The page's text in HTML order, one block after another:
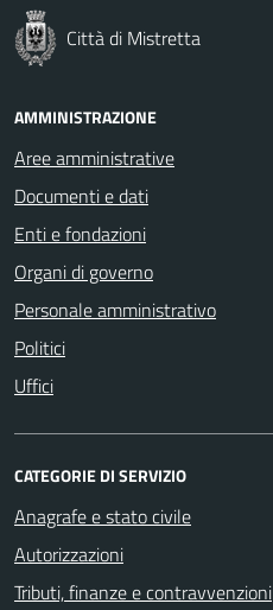
Città di Mistretta
AMMINISTRAZIONE
Aree amministrative
Documenti e dati
Enti e fondazioni
Organi di governo
Personale amministrativo
Politici
Uffici
CATEGORIE DI SERVIZIO
Anagrafe e stato civile
Autorizzazioni
Tributi, finanze e contravvenzioni